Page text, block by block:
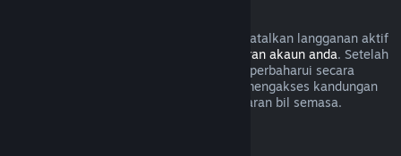
Harap maklum bahawa anda boleh membatalkan langganan aktif
butiran akaun anda. Setelah
dibatalkan, langganan anda tidak akan diperbaharui secara
automatik lagi, tetapi anda masih boleh mengakses kandungan
dan faedah langganan sehingga akhir kitaran bil semasa.